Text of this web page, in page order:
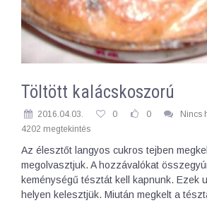
Töltött kalácskoszorú
2016.04.03. 0 0
Nincs
4202 megtekintés
Az élesztőt langyos cukros tejben
megolvasztjuk. A hozzávalókat
keménységű tésztát kell kapnunk. Ezek
helyen kelesztjük. Miután megkelt a